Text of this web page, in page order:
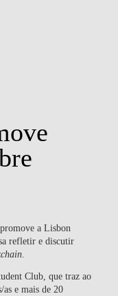
a Lisbon
refletir e discutir
.
Club, que traz ao
e mais de 20